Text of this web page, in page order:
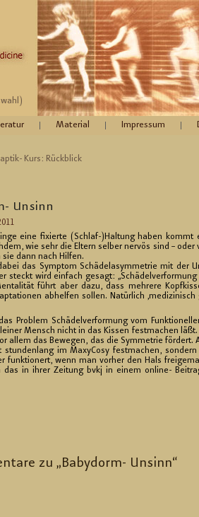
Material Impressum
Kurs: Rück­blick
Un­sinn
eine fi­xier­te (Schlaf-)Hal­tung haben
wie sehr die El­tern sel­ber ner­vös sind –
sie dann nach Hil­fen.
das Sym­ptom Schä­de­lasym­me­trie mit der
steckt wird ein­fach ge­sagt:
führt aber dazu, dass meh­re­re
ab­hel­fen sol­len. Na­tür­lich
Pro­blem Schä­del­ver­for­mung vom
Mensch nicht in das Kis­sen fest­ma­chen
allem das Be­we­gen, das die Sym­me­trie
stun­den­lang im Maxy­Co­sy fest­ma­chen,
funk­tio­nert, wenn man vor­her den Hals
das in ihrer Zei­tung bvkj in einem on­line-
zu „Ba­by­dorm- Un­sinn“